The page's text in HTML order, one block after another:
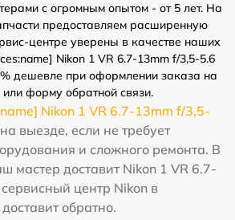
с огромным опытом - от 5 лет. На
предоставляем расширенную
центре уверены в качестве наших
Nikon 1 VR 6.7-13mm f/3,5-5.6
дешевле при оформлении заказа на
или форму обратной связи.
Nikon 1 VR 6.7-13mm f/3,5-
выезде, если не требует
и сложного ремонта. В
мастер доставит Nikon 1 VR 6.7-
центр Nikon в
обратно.